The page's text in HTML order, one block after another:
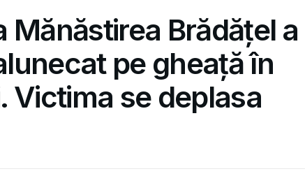
Mănăstirea Brădățel a
pe gheață în
Victima se deplasa